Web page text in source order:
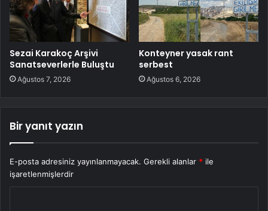
Sezai Karakoç Arşivi
Sanatseverlerle Buluştu
Ağustos 7, 2026
Konteyner yasak rant
serbest
Ağustos 6, 2026
Bir yanıt yazın
E-posta adresiniz yayınlanmayacak. Gerekli alanlar * ile
işaretlenmişlerdir